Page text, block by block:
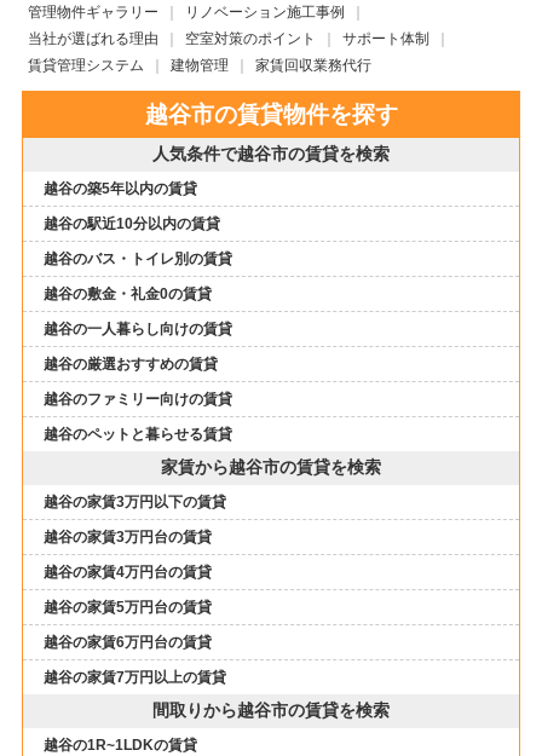
管理物件ギャラリー
リノベーション施工事例
当社が選ばれる理由
空室対策のポイント
サポート体制
賃貸管理システム
建物管理 家賃回収業務代行
越谷市の賃貸物件を探す
人気条件で越谷市の賃貸を検索
越谷の築5年以内の賃貸
越谷の駅近10分以内の賃貸
越谷のバス・トイレ別の賃貸
越谷の敷金・礼金0の賃貸
越谷の一人暮らし向けの賃貸
越谷の厳選おすすめの賃貸
越谷のファミリー向けの賃貸
越谷のペットと暮らせる賃貸
家賃から越谷市の賃貸を検索
越谷の家賃3万円以下の賃貸
越谷の家賃3万円台の賃貸
越谷の家賃4万円台の賃貸
越谷の家賃5万円台の賃貸
越谷の家賃6万円台の賃貸
越谷の家賃7万円以上の賃貸
間取りから越谷市の賃貸を検索
越谷の1R~1LDKの賃貸